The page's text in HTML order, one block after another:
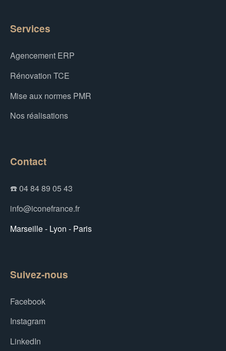
Services
Agencement ERP
Rénovation TCE
Mise aux normes PMR
Nos réalisations
Contact
☎️ 04 84 89 05 43
info@iconefrance.fr
Marseille - Lyon - Paris
Suivez-nous
Facebook
Instagram
LinkedIn